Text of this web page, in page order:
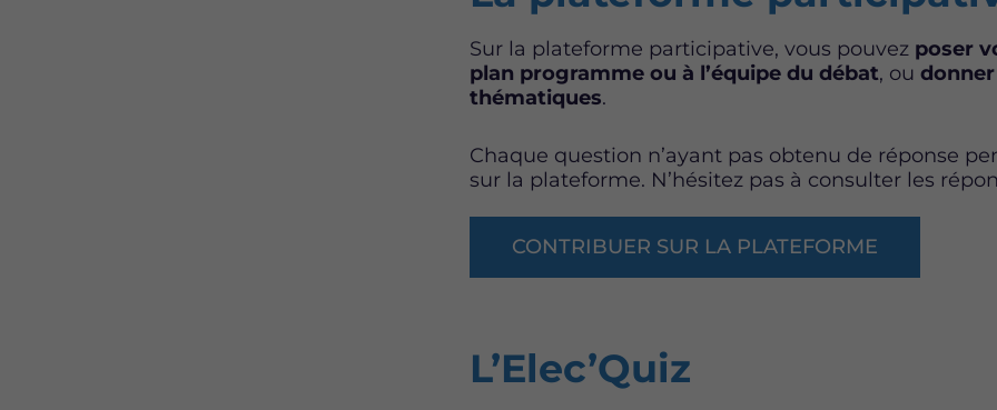
Sur la plateforme participative, vous pouvez poser
plan programme ou à l’équipe du débat, ou
thématiques.
Chaque question n’ayant pas obtenu de réponse
sur la plateforme. N’hésitez pas à consulter les
CONTRIBUER SUR LA PLATEFORME
L’Elec’Quiz